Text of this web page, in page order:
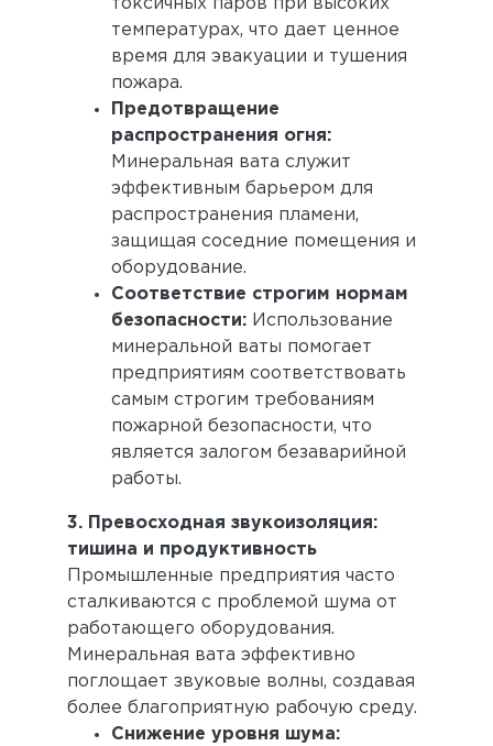
токсичных паров при высоких
температурах, что дает ценное
время для эвакуации и тушения
пожара.
Предотвращение
распространения огня:
Минеральная вата служит
эффективным барьером для
распространения пламени,
защищая соседние помещения и
оборудование.
Соответствие строгим нормам
безопасности: Использование
минеральной ваты помогает
предприятиям соответствовать
самым строгим требованиям
пожарной безопасности, что
является залогом безаварийной
работы.
3. Превосходная звукоизоляция:
тишина и продуктивность
Промышленные предприятия часто
сталкиваются с проблемой шума от
работающего оборудования.
Минеральная вата эффективно
поглощает звуковые волны, создавая
более благоприятную рабочую среду.
Снижение уровня шума: